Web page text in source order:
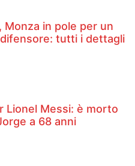
Monza in pole per un
tutti i dettagli
Lionel Messi: è morto
a 68 anni